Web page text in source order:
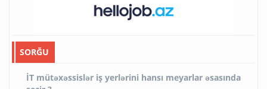
SORĞU
İT mütəxəssislər iş yerlərini hansı meyarlar əsasında